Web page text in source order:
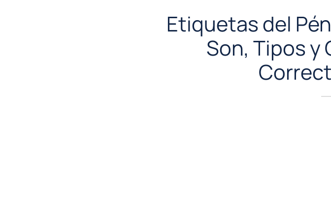
Etiquetas del
Son, Tipos y